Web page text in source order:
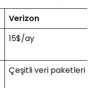
Verizon
15$/ay
Çeşitli veri paketleri